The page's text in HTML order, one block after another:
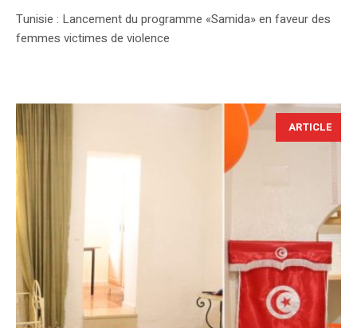
Tunisie : Lancement du programme «Samida» en faveur des
femmes victimes de violence
ARTICLE